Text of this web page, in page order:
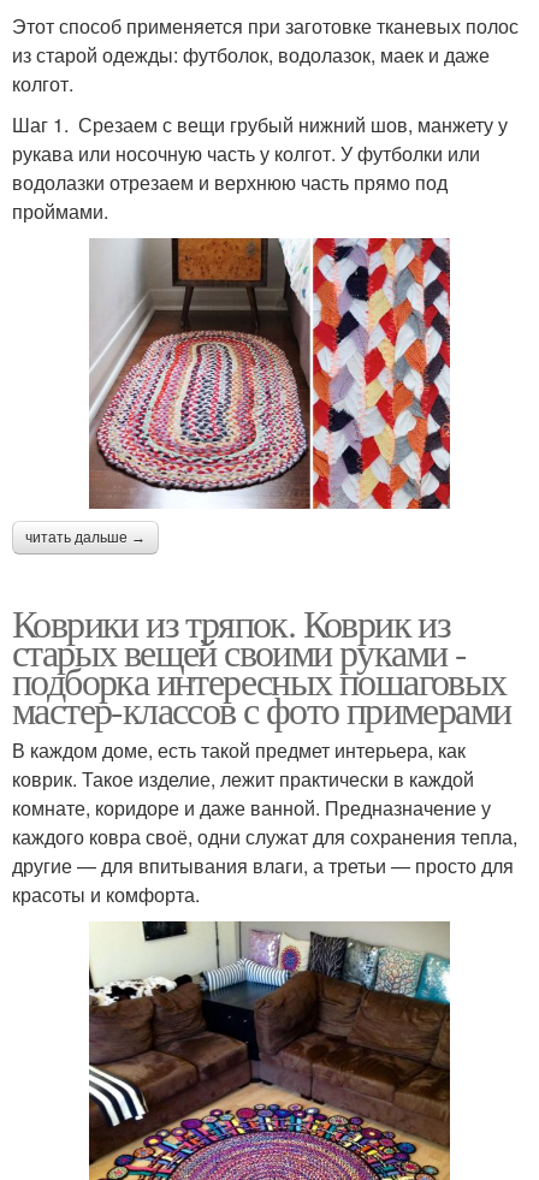
Этот способ применяется при заготовке тканевых полос
из старой одежды: футболок, водолазок, маек и даже
колгот.
Шаг 1. Срезаем с вещи грубый нижний шов, манжету у
рукава или носочную часть у колгот. У футболки или
водолазки отрезаем и верхнюю часть прямо под
проймами.
читать дальше →
Коврики из тряпок. Коврик из
старых вещей своими руками -
подборка интересных пошаговых
мастер-классов с фото примерами
В каждом доме, есть такой предмет интерьера, как
коврик. Такое изделие, лежит практически в каждой
комнате, коридоре и даже ванной. Предназначение у
каждого ковра своё, одни служат для сохранения тепла,
другие — для впитывания влаги, а третьи — просто для
красоты и комфорта.